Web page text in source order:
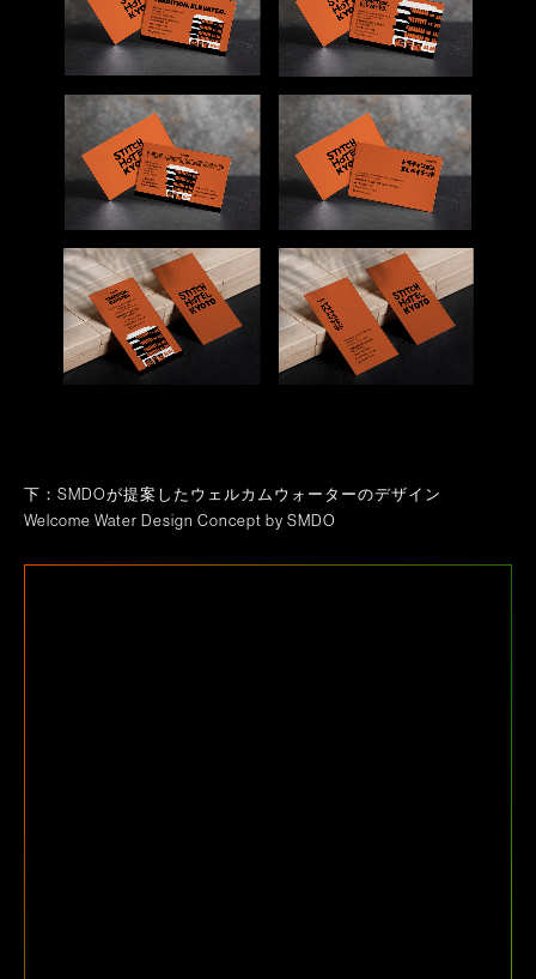
下：SMDOが提案したウェルカムウォーターのデザイン
Welcome Water Design Concept by SMDO